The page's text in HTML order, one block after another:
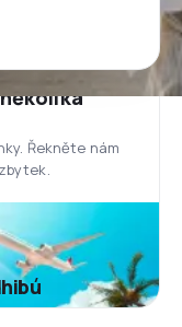
Řekněte nám